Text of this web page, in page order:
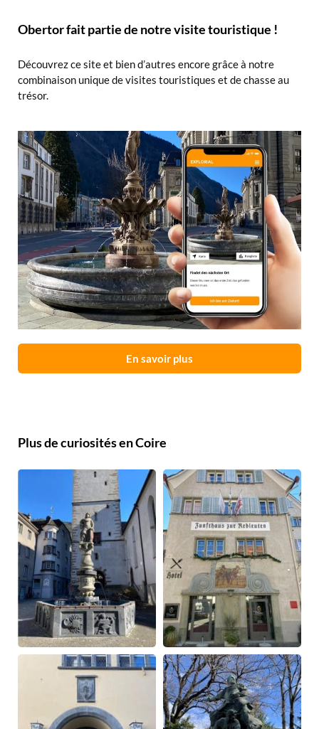
Obertor fait partie de notre visite touristique !
Découvrez ce site et bien d’autres encore grâce à notre
combinaison unique de visites touristiques et de chasse au
trésor.
En savoir plus
Plus de curiosités en Coire